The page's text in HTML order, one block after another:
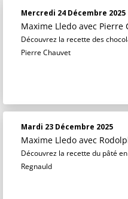
Mercredi 24 Décembre 2025
Maxime Lledo avec Pierre
Découvrez la recette des
Pierre Chauvet
Mardi 23 Décembre 2025
Maxime Lledo avec
Découvrez la recette du pâté
Regnauld